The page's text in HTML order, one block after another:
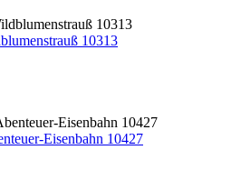
10313
Eisenbahn 10427